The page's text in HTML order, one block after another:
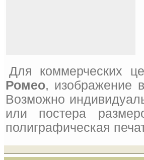
Для коммерческих
Ромео, изображение
Возможно
или постера
полиграфическая